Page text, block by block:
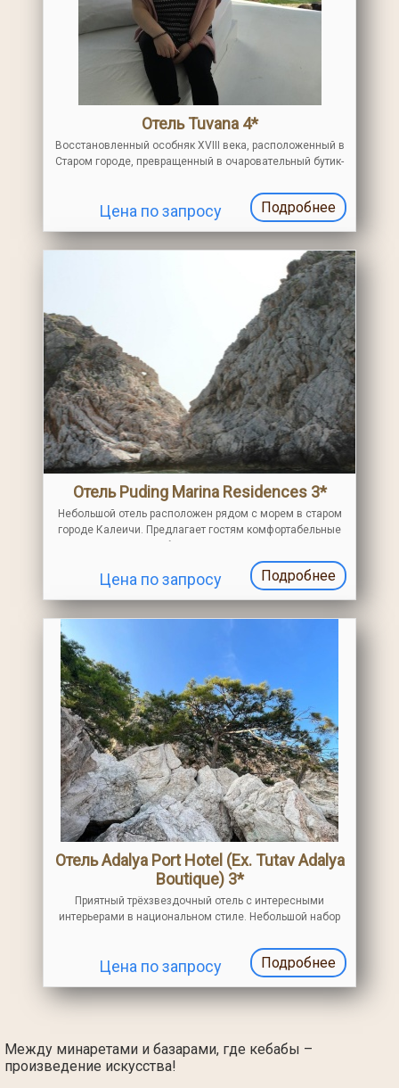
Отель Tuvana 4*
Восстановленный особняк XVIII века, расположенный в
Старом городе, превращенный в очаровательный бутик-
Номера оснащены удобствами для обеспечения
комфорта
Цена по запросу Подробнее
Отель Puding Marina Residences 3*
Небольшой отель расположен рядом с морем в старом
городе Калеичи. Предлагает гостям комфортабельные
Цена по запросу Подробнее
Отель Adalya Port Hotel (Ex. Tutav Adalya
Boutique) 3*
Приятный трёхзвездочный отель с интересными
интерьерами в национальном стиле. Небольшой набор
Для семейного отдыха с небольшими затратами
Цена по запросу Подробнее
Между минаретами и базарами, где кебабы –
произведение искусства!